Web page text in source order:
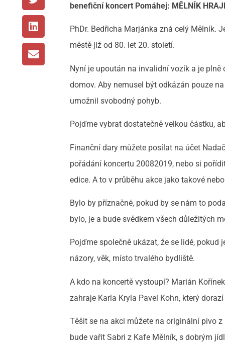
benefiční koncert Pomáhej: MĚLNÍK
PhDr. Bedřicha Marjánka zná celý Mělník.
městě již od 80. let 20. století.
Nyní je upoután na invalidní vozík a je
domov. Aby nemusel být odkázán pouze
umožnil svobodný pohyb.
Pojďme vybrat dostatečně velkou částku,
Finanční dary můžete posílat na účet
pořádání koncertu 20082019, nebo si
edice. A to v průběhu akce jako takové
Bylo by příznačné, pokud by se nám to
bylo, je a bude svědkem všech důležitých
Pojďme společně ukázat, že se lidé,
názory, věk, místo trvalého bydliště.
A kdo na koncertě vystoupí? Marián
zahraje Karla Kryla Pavel Kohn, který
Těšit se na akci můžete na originální pivo
bude vařit Sabri z Kafe Mělník, s dobrým